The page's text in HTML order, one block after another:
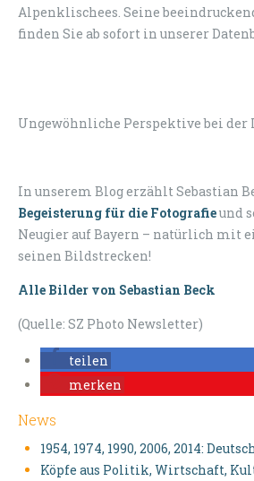
Alpenklischees. Seine
finden Sie ab sofort in unserer
Ungewöhnliche Perspektive bei der
In unserem Blog erzählt Sebastian
Begeisterung für die Fotografieund
Neugier auf Bayern – natürlich mit
seinen Bildstrecken!
Alle Bilder von Sebastian Beck
(Quelle: SZ Photo Newsletter)
teilen
merken
News
1954, 1974, 1990, 2006, 2014:
Köpfe aus Politik, Wirtschaft,